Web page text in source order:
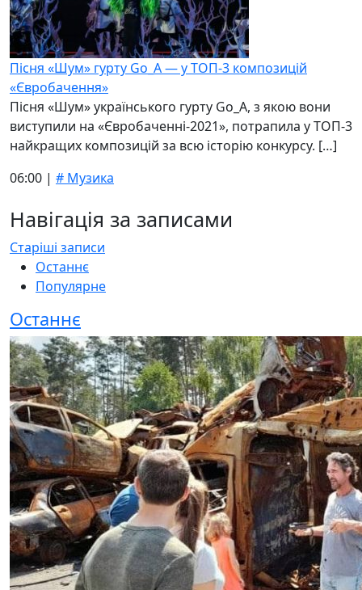
Пісня «Шум» гурту Go_A — у ТОП-3 композицій
«Євробачення»
Пісня «Шум» українського гурту Go_A, з якою вони
виступили на «Євробаченні-2021», потрапила у ТОП-3
найкращих композицій за всю історію конкурсу. […]
06:00 | # Музика
Навігація за записами
Старіші записи
Останнє
Популярне
Останнє